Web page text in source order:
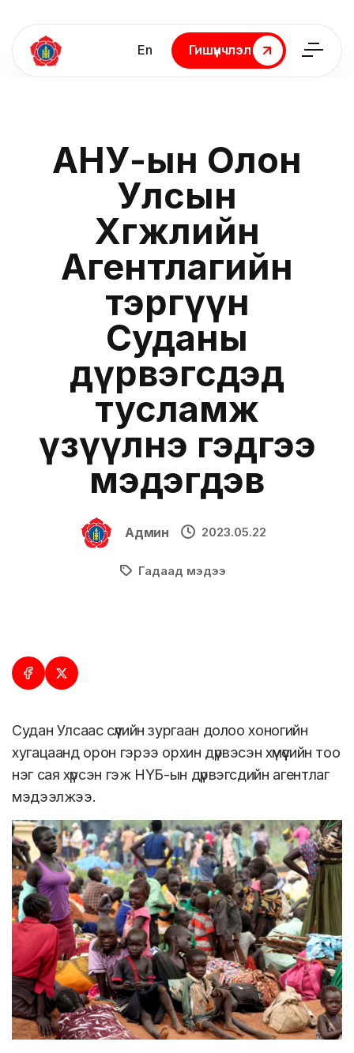
En
Гишүүнчлэл
Гишүүнчлэл
АНУ-ын Олон
Улсын
Хөгжлийн
Агентлагийн
тэргүүн
Суданы
дүрвэгсдэд
тусламж
үзүүлнэ гэдгээ
мэдэгдэв
Админ 2023.05.22
Гадаад мэдээ
Судан Улсаас сүүлийн зургаан долоо хоногийн
хугацаанд орон гэрээ орхин дүрвэсэн хүмүүсийн тоо
нэг сая хүрсэн гэж НҮБ-ын дүрвэгсдийн агентлаг
мэдээлжээ.